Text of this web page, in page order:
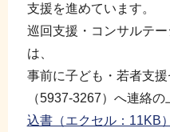
支援を進めています。
巡回支援・コンサルテ
は、
事前に子ども・若者支
（5937-3267）へ連絡の
込書（エクセル：11KB）